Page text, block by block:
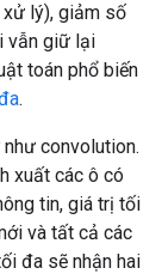
lý), giảm số
vẫn giữ lại
toán phổ biến
.
convolution.
xuất các ô có
tin, giá trị tối
và tất cả các
đa sẽ nhận hai